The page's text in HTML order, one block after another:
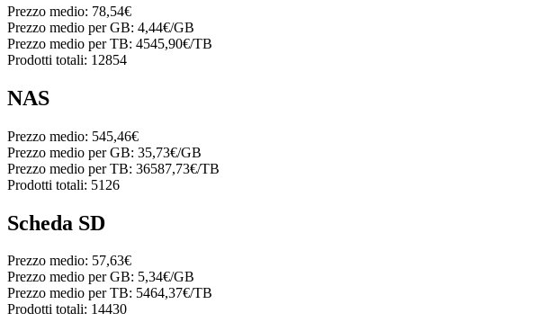
Prezzo medio: 78,54€
Prezzo medio per GB: 4,44€/GB
Prezzo medio per TB: 4545,90€/TB
Prodotti totali: 12854
NAS
Prezzo medio: 545,46€
Prezzo medio per GB: 35,73€/GB
Prezzo medio per TB: 36587,73€/TB
Prodotti totali: 5126
Scheda SD
Prezzo medio: 57,63€
Prezzo medio per GB: 5,34€/GB
Prezzo medio per TB: 5464,37€/TB
Prodotti totali: 14430